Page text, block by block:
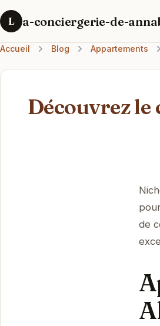
L a-conciergerie-de-
Accueil Blog Appartements
Découvrez
de